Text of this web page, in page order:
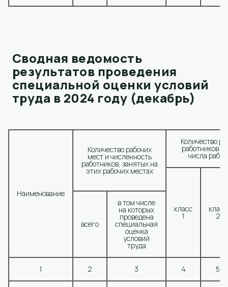
Сводная ведомость
результатов проведения
специальной оценки условий
труда в 2024 году (декабрь)
Наименование
Количество рабочих
мест и численность
работников, занятых на
этих рабочих местах
Количество
работников
числа
класс
1
класс
2
всего
в том числе
на которых
проведена
специальная
оценка
условий
труда
1 2 3 4 5